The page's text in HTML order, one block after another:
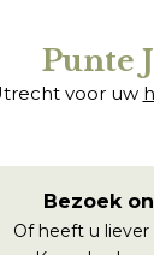
Punte
voor uw
Bezoek
Of heeft u liever